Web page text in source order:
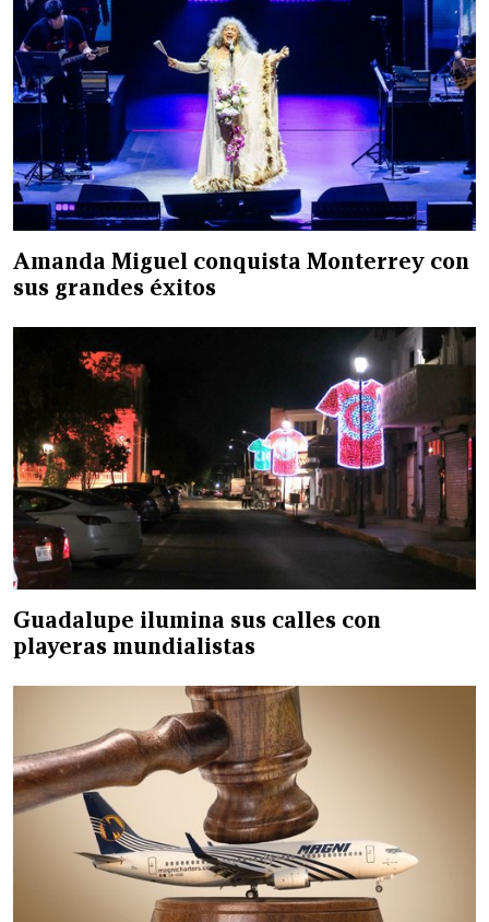
Amanda Miguel conquista Monterrey con
sus grandes éxitos
Guadalupe ilumina sus calles con
playeras mundialistas